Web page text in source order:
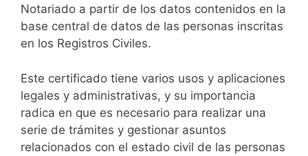
Notariado a partir de los datos contenidos en la
base central de datos de las personas inscritas
en los Registros Civiles.
Este certificado tiene varios usos y aplicaciones
legales y administrativas, y su importancia
radica en que es necesario para realizar una
serie de trámites y gestionar asuntos
relacionados con el estado civil de las personas